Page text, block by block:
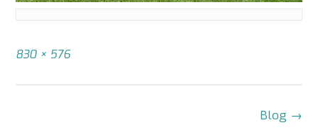
Tamaño
830 × 576
Blog →